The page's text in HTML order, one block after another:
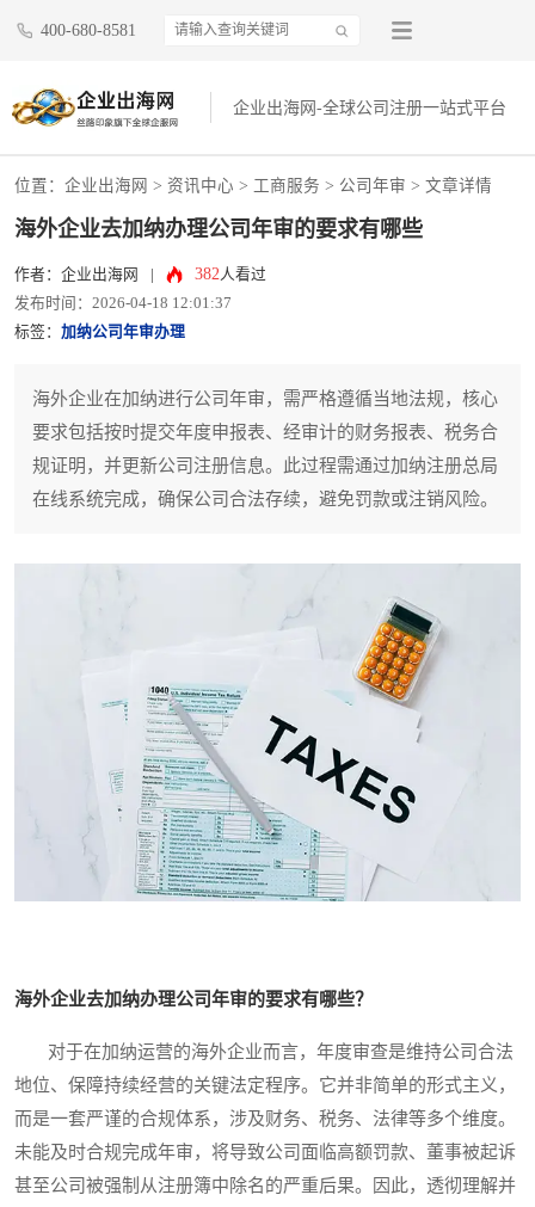
400-680-8581
企业出海网-全球公司注册一站式平台
位置： 企业出海网 > 资讯中心 > 工商服务 > 公司年审 > 文章详情
海外企业去加纳办理公司年审的要求有哪些
作者：企业出海网 382人看过
发布时间：2026-04-18 12:01:37
标签： 加纳公司年审办理
海外企业在加纳进行公司年审，需严格遵循当地法规，核心
要求包括按时提交年度申报表、经审计的财务报表、税务合
规证明，并更新公司注册信息。此过程需通过加纳注册总局
在线系统完成，确保公司合法存续，避免罚款或注销风险。
海外企业去加纳办理公司年审的要求有哪些？
对于在加纳运营的海外企业而言，年度审查是维持公司合法
地位、保障持续经营的关键法定程序。它并非简单的形式主义，
而是一套严谨的合规体系，涉及财务、税务、法律等多个维度。
未能及时合规完成年审，将导致公司面临高额罚款、董事被起诉
甚至公司被强制从注册簿中除名的严重后果。因此，透彻理解并